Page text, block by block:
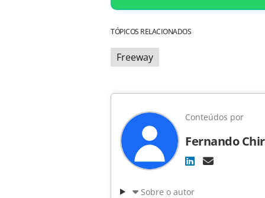
TÓPICOS RELACIONADOS
Freeway
Conteúdos por
Fernando
Sobre o autor